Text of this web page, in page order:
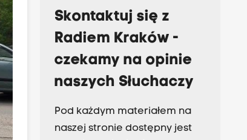
Skontaktuj się z
Radiem Kraków -
czekamy na opinie
naszych Słuchaczy
Pod każdym materiałem na
naszej stronie dostępny jest